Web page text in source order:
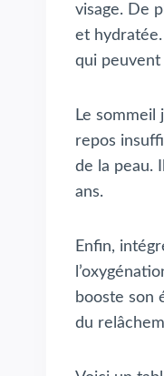
visage. De
et
qui
Le
repos
de la peau.
ans.
Enfin,
booste son
du